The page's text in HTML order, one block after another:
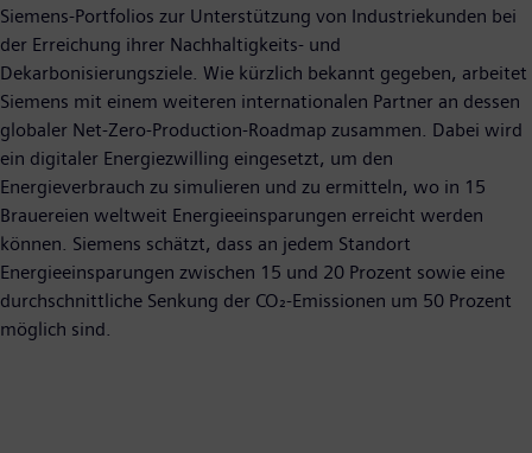
Siemens-Portfolios zur Unterstützung von Industriekunden bei
der Erreichung ihrer Nachhaltigkeits- und
Dekarbonisierungsziele. Wie kürzlich bekannt gegeben, arbeitet
Siemens mit einem weiteren internationalen Partner an dessen
globaler Net-Zero-Production-Roadmap zusammen. Dabei wird
ein digitaler Energiezwilling eingesetzt, um den
Energieverbrauch zu simulieren und zu ermitteln, wo in 15
Brauereien weltweit Energieeinsparungen erreicht werden
können. Siemens schätzt, dass an jedem Standort
Energieeinsparungen zwischen 15 und 20 Prozent sowie eine
durchschnittliche Senkung der CO₂-Emissionen um 50 Prozent
möglich sind.